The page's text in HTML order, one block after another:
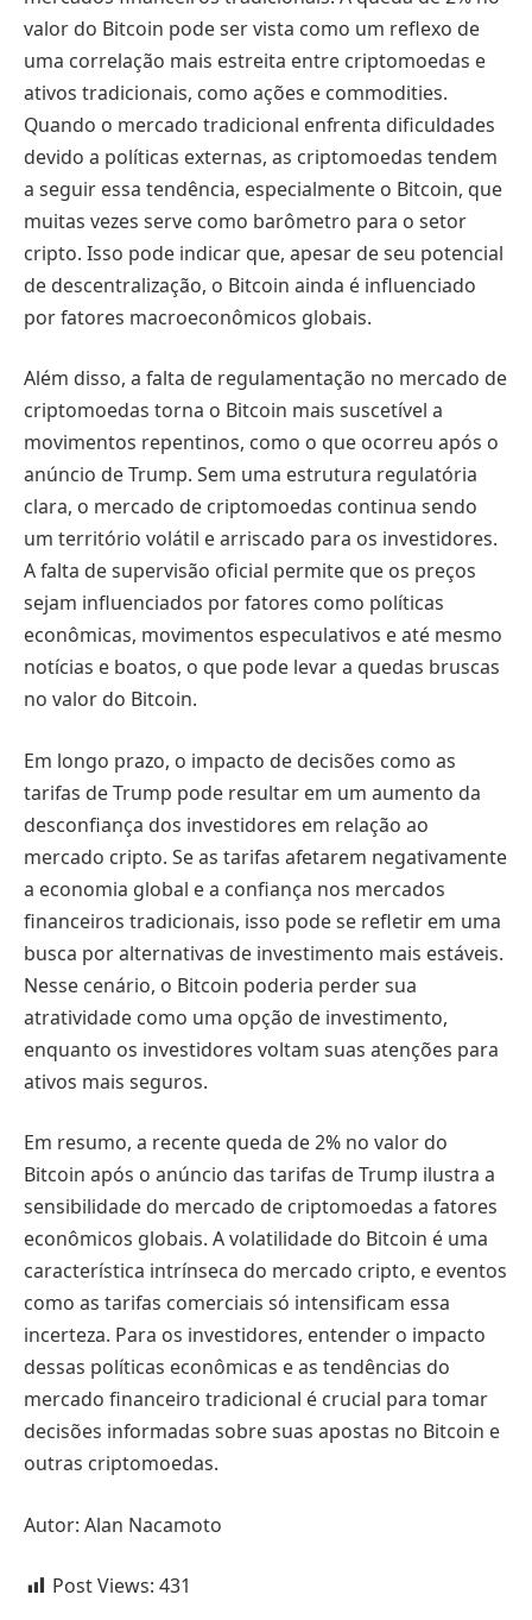
valor do Bitcoin pode ser vista como um reflexo de
uma correlação mais estreita entre criptomoedas e
ativos tradicionais, como ações e commodities.
Quando o mercado tradicional enfrenta dificuldades
devido a políticas externas, as criptomoedas tendem
a seguir essa tendência, especialmente o Bitcoin, que
muitas vezes serve como barômetro para o setor
cripto. Isso pode indicar que, apesar de seu potencial
de descentralização, o Bitcoin ainda é influenciado
por fatores macroeconômicos globais.
Além disso, a falta de regulamentação no mercado de
criptomoedas torna o Bitcoin mais suscetível a
movimentos repentinos, como o que ocorreu após o
anúncio de Trump. Sem uma estrutura regulatória
clara, o mercado de criptomoedas continua sendo
um território volátil e arriscado para os investidores.
A falta de supervisão oficial permite que os preços
sejam influenciados por fatores como políticas
econômicas, movimentos especulativos e até mesmo
notícias e boatos, o que pode levar a quedas bruscas
no valor do Bitcoin.
Em longo prazo, o impacto de decisões como as
tarifas de Trump pode resultar em um aumento da
desconfiança dos investidores em relação ao
mercado cripto. Se as tarifas afetarem negativamente
a economia global e a confiança nos mercados
financeiros tradicionais, isso pode se refletir em uma
busca por alternativas de investimento mais estáveis.
Nesse cenário, o Bitcoin poderia perder sua
atratividade como uma opção de investimento,
enquanto os investidores voltam suas atenções para
ativos mais seguros.
Em resumo, a recente queda de 2% no valor do
Bitcoin após o anúncio das tarifas de Trump ilustra a
sensibilidade do mercado de criptomoedas a fatores
econômicos globais. A volatilidade do Bitcoin é uma
característica intrínseca do mercado cripto, e eventos
como as tarifas comerciais só intensificam essa
incerteza. Para os investidores, entender o impacto
dessas políticas econômicas e as tendências do
mercado financeiro tradicional é crucial para tomar
decisões informadas sobre suas apostas no Bitcoin e
outras criptomoedas.
Autor: Alan Nacamoto
Post Views: 431